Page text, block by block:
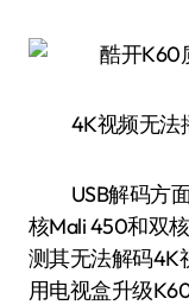
4K视频无法
USB解码方
核Mali 450和双
测其无法解码4K
用电视盒升级